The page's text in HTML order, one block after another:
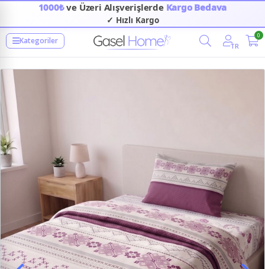
1000₺ve Üzeri Alışverişlerde Kargo Bedava
✓ Hızlı Kargo
Kategoriler
TR
0